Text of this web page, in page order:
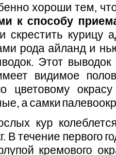
хороши тем,
к способу
скрестить курицу
рода айланд и
Этот
видимое
цветовому
а самки
кур
В течение первого
кремового